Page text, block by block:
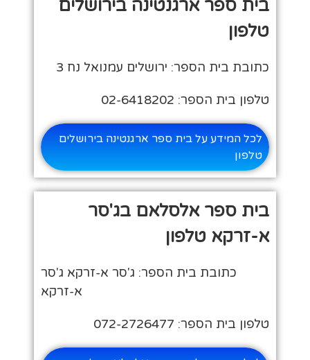
בית ספר ארגנטינה בירושלים
טלפון
כתובת בית הספר: ירושלים עמנואל נח 3
טלפון בית הספר: 02-6418202
לכל המידע על בית ספר ארגנטינה בירושלים
טלפון
בית ספר אלסלאם בג'סר
א-זרקא טלפון
כתובת בית הספר: ג'סר א-זרקא ג'סר
א-זרקא
טלפון בית הספר: 072-2726477